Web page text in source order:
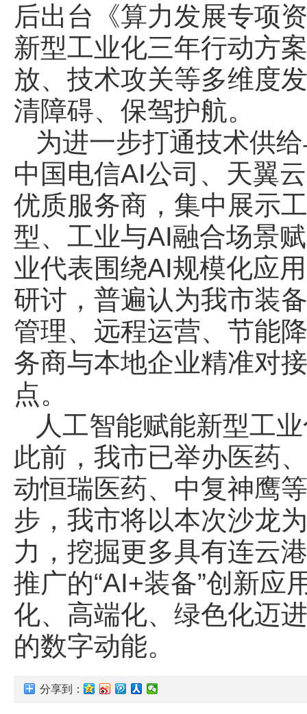
后出台《算力发展专项
新型工业化三年行动方
放、技术攻关等多维度
清障碍、保驾护航。
为进一步打通技术供
中国电信AI公司、天翼
优质服务商，集中展示
型、工业与AI融合场景
业代表围绕AI规模化应
研讨，普遍认为我市装
管理、远程运营、节能
务商与本地企业精准对
点。
人工智能赋能新型工
此前，我市已举办医药
动恒瑞医药、中复神鹰
步，我市将以本次沙龙
力，挖掘更多具有连云
推广的“AI+装备”创新应
化、高端化、绿色化迈
的数字动能。
分享到：